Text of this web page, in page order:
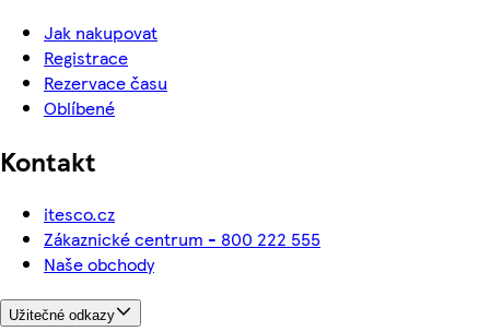
Jak nakupovat
Registrace
Rezervace času
Oblíbené
Kontakt
itesco.cz
Zákaznické centrum - 800 222 555
Naše obchody
Užitečné odkazy